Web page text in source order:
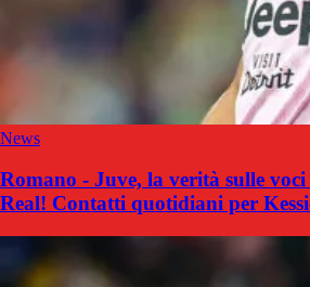
News
Romano - Juve, la verità sulle
Real! Contatti quotidiani per